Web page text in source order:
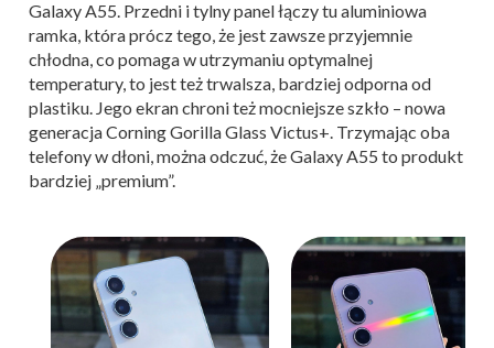
Galaxy A55. Przedni i tylny panel łączy tu aluminiowa
ramka, która prócz tego, że jest zawsze przyjemnie
chłodna, co pomaga w utrzymaniu optymalnej
temperatury, to jest też trwalsza, bardziej odporna od
plastiku. Jego ekran chroni też mocniejsze szkło – nowa
generacja Corning Gorilla Glass Victus+. Trzymając oba
telefony w dłoni, można odczuć, że Galaxy A55 to produkt
bardziej „premium”.